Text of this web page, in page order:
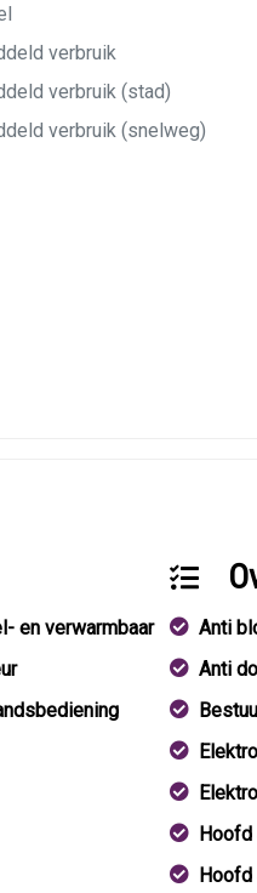
verbruik
verbruik (stad)
verbruik (snelweg)
en verwarmbaar
Anti
Anti
Hoofd
Hoofd